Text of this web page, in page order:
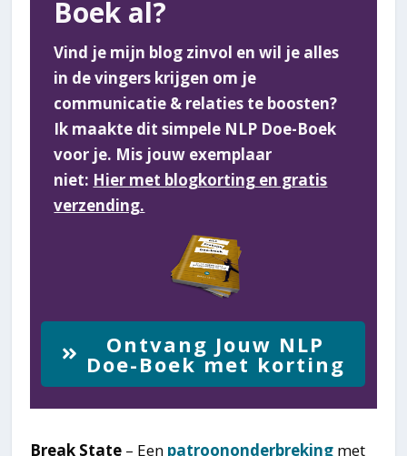
Boek al?
Vind je mijn blog zinvol en wil je alles
in de vingers krijgen om je
communicatie & relaties te boosten?
Ik maakte dit simpele NLP Doe-Boek
voor je. Mis jouw exemplaar
niet: Hier met blogkorting en gratis
verzending.
Ontvang Jouw NLP
Doe-Boek met korting
Break State – Een patroononderbreking met